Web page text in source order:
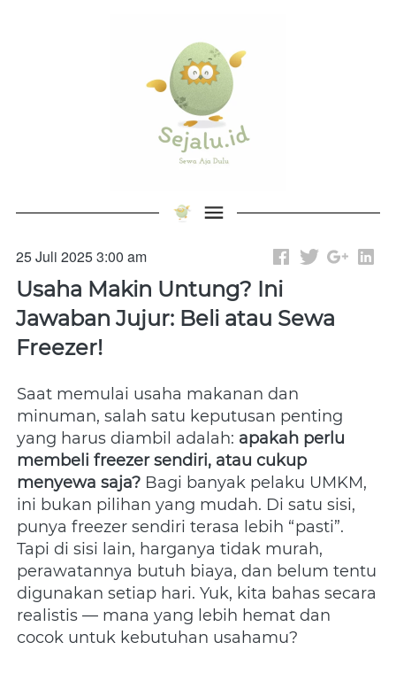
25 Juli 2025 3:00 am
Usaha Makin Untung? Ini
Jawaban Jujur: Beli atau Sewa
Freezer!
Saat memulai usaha makanan dan
minuman, salah satu keputusan penting
yang harus diambil adalah: apakah perlu
membeli freezer sendiri, atau cukup
menyewa saja? Bagi banyak pelaku UMKM,
ini bukan pilihan yang mudah. Di satu sisi,
punya freezer sendiri terasa lebih “pasti”.
Tapi di sisi lain, harganya tidak murah,
perawatannya butuh biaya, dan belum tentu
digunakan setiap hari. Yuk, kita bahas secara
realistis — mana yang lebih hemat dan
cocok untuk kebutuhan usahamu?